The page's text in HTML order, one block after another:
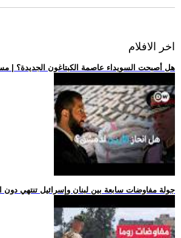
اخر الافلام
.. هل أصبحت السويداء عاصمة الكبتاغون الجديدة؟ |
.. جولة مفاوضات سابعة بين لبنان وإسرائيل تنتهي